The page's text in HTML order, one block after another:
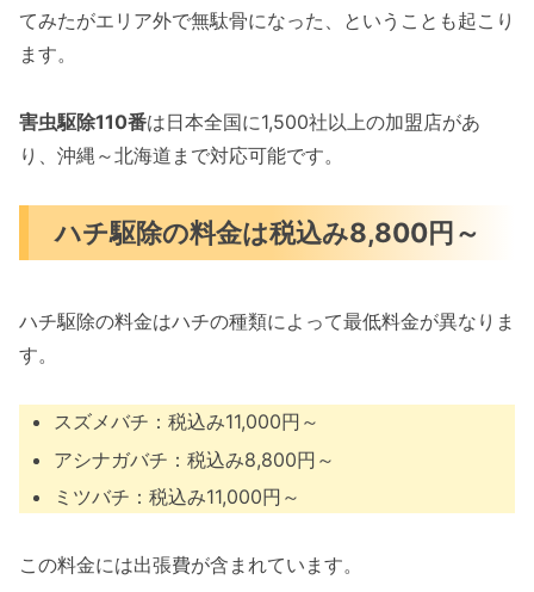
てみたがエリア外で無駄骨になった、ということも起こり
ます。
害虫駆除110番は日本全国に1,500社以上の加盟店があ
り、沖縄～北海道まで対応可能です。
ハチ駆除の料金は税込み8,800円～
ハチ駆除の料金はハチの種類によって最低料金が異なりま
す。
スズメバチ：税込み11,000円～
アシナガバチ：税込み8,800円～
ミツバチ：税込み11,000円～
この料金には出張費が含まれています。